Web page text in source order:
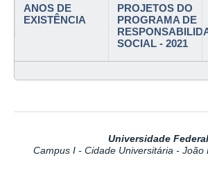
ANOS DE
EXISTÊNCIA
PROJETOS DO
PROGRAMA DE
SOCIAL - 2021
Universidade
Campus I - Cidade Universitária - João